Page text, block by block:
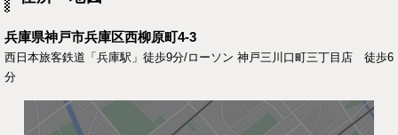
兵庫県神戸市兵庫区西柳原町4-3
西日本旅客鉄道「兵庫駅」徒歩9分/ローソン 神戸三川口町三丁目店 徒歩6
分